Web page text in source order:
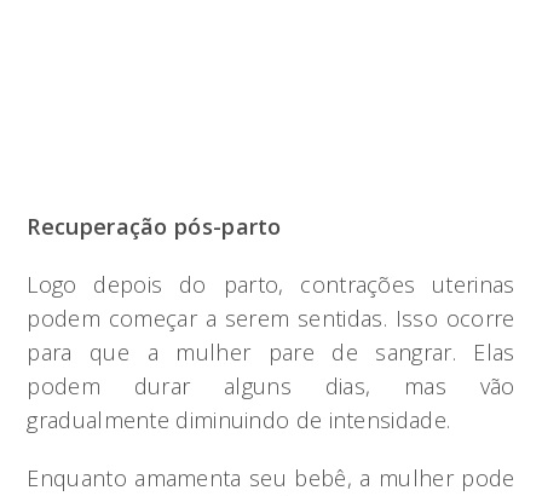
Recuperação pós-parto
Logo depois do parto, contrações uterinas
podem começar a serem sentidas. Isso ocorre
para que a mulher pare de sangrar. Elas
podem durar alguns dias, mas vão
gradualmente diminuindo de intensidade.
Enquanto amamenta seu bebê, a mulher pode